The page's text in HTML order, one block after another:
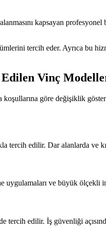
kapsayan
tercih eder. Ayrıca bu
Vinç
göre değişiklik
tercih edilir. Dar alanlarda ve
uygulamaları ve büyük ölçekli
tercih edilir. İş güvenliği